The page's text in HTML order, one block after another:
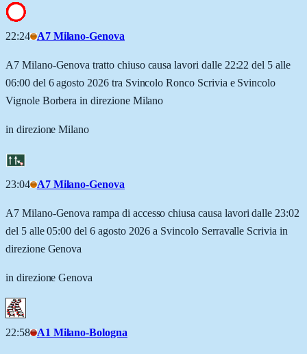
22:24 A7 Milano-Genova
A7 Milano-Genova tratto chiuso causa lavori dalle 22:22 del 5 alle
06:00 del 6 agosto 2026 tra Svincolo Ronco Scrivia e Svincolo
Vignole Borbera in direzione Milano
in direzione Milano
23:04 A7 Milano-Genova
A7 Milano-Genova rampa di accesso chiusa causa lavori dalle 23:02
del 5 alle 05:00 del 6 agosto 2026 a Svincolo Serravalle Scrivia in
direzione Genova
in direzione Genova
22:58 A1 Milano-Bologna